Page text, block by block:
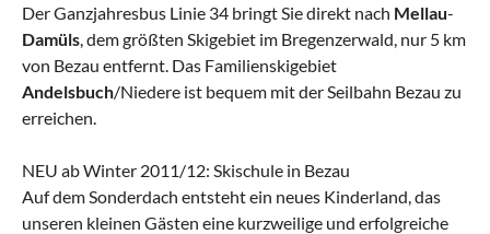
Der Ganzjahresbus Linie 34 bringt Sie direkt nach Mellau-
Damüls , dem größten Skigebiet im Bregenzerwald, nur 5 km
von Bezau entfernt. Das Familienskigebiet
Andelsbuch/Niedere ist bequem mit der Seilbahn Bezau zu
erreichen.
NEU ab Winter 2011/12: Skischule in Bezau
Auf dem Sonderdach entsteht ein neues Kinderland, das
unseren kleinen Gästen eine kurzweilige und erfolgreiche